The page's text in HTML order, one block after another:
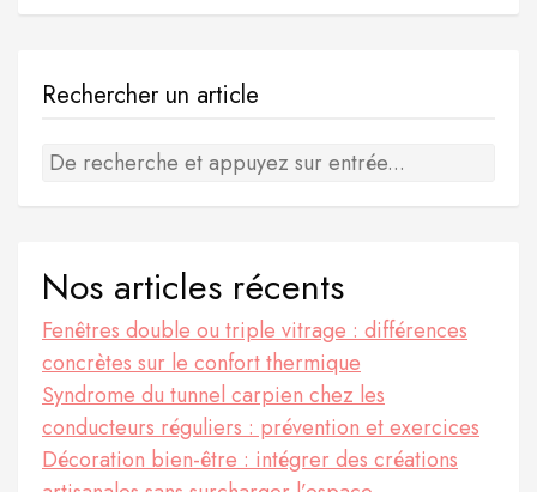
Rechercher un article
Nos articles récents
Fenêtres double ou triple vitrage : différences
concrètes sur le confort thermique
Syndrome du tunnel carpien chez les
conducteurs réguliers : prévention et exercices
Décoration bien-être : intégrer des créations